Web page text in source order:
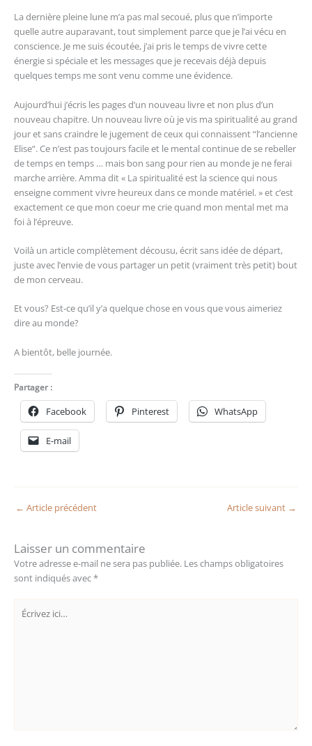
La dernière pleine lune m’a pas mal secoué, plus que n’importe
quelle autre auparavant, tout simplement parce que je l’ai vécu en
conscience. Je me suis écoutée, j’ai pris le temps de vivre cette
énergie si spéciale et les messages que je recevais déjà depuis
quelques temps me sont venu comme une évidence.
Aujourd’hui j’écris les pages d’un nouveau livre et non plus d’un
nouveau chapitre. Un nouveau livre où je vis ma spiritualité au grand
jour et sans craindre le jugement de ceux qui connaissent “l’ancienne
Elise“. Ce n’est pas toujours facile et le mental continue de se rebeller
de temps en temps … mais bon sang pour rien au monde je ne ferai
marche arrière. Amma dit « La spiritualité est la science qui nous
enseigne comment vivre heureux dans ce monde matériel. » et c’est
exactement ce que mon coeur me crie quand mon mental met ma
foi à l’épreuve.
Voilà un article complètement décousu, écrit sans idée de départ,
juste avec l’envie de vous partager un petit (vraiment très petit) bout
de mon cerveau.
Et vous? Est-ce qu’il y’a quelque chose en vous que vous aimeriez
dire au monde?
A bientôt, belle journée.
Partager :
Facebook Pinterest WhatsApp
E-mail
← Article précédent Article suivant →
Laisser un commentaire
Votre adresse e-mail ne sera pas publiée. Les champs obligatoires
sont indiqués avec*
ici…